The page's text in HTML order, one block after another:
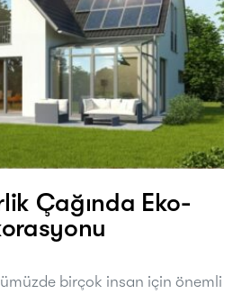
Çağında Eko-
birçok insan için önemli